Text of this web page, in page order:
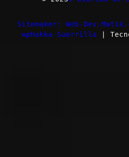
Sitemaker: Web-
wpHakka Guerrilla |